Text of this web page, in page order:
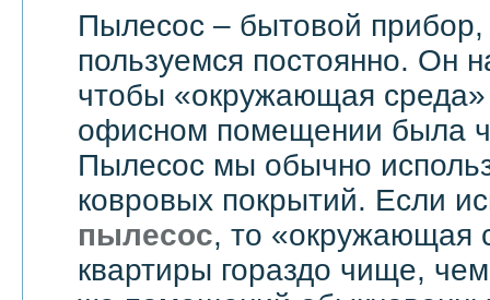
Пылесос – бытовой
пользуемся постоянно. Он
чтобы «окружающая среда»
офисном помещении была
Пылесос мы обычно
ковровых покрытий. Если
пылесос, то «окружающая
квартиры гораздо чище,